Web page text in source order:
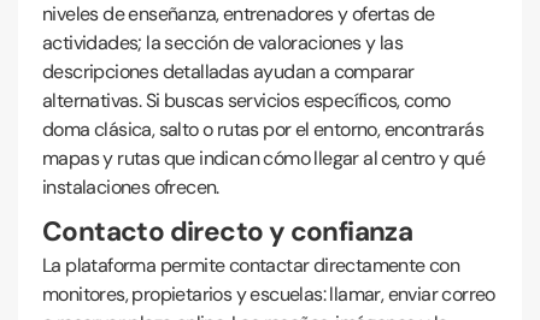
niveles de enseñanza, entrenadores y ofertas de
actividades; la sección de valoraciones y las
descripciones detalladas ayudan a comparar
alternativas. Si buscas servicios específicos, como
doma clásica, salto o rutas por el entorno, encontrarás
mapas y rutas que indican cómo llegar al centro y qué
instalaciones ofrecen.
Contacto directo y confianza
La plataforma permite contactar directamente con
monitores, propietarios y escuelas: llamar, enviar correo